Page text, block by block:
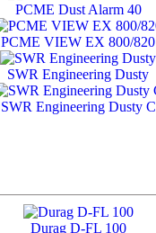
PCME Dust Alarm 40
PCME VIEW EX 800/820
SWR Engineering Dusty
SWR Engineering Dusty C
Durag D-FL 100